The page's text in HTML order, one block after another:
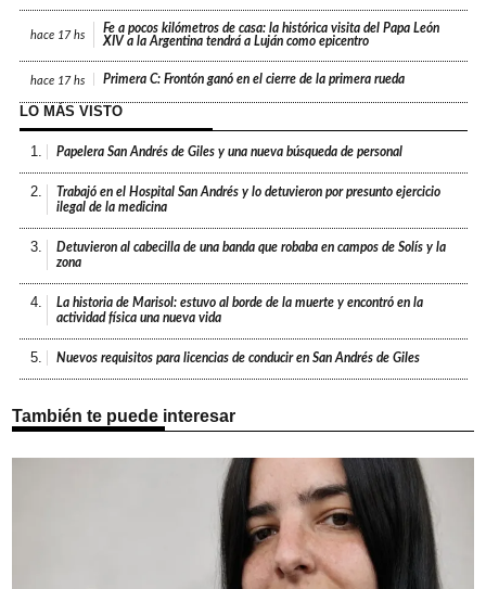
hace 17 hs
Fe a pocos kilómetros de casa: la histórica visita del Papa León
XIV a la Argentina tendrá a Luján como epicentro
hace 17 hs Primera C: Frontón ganó en el cierre de la primera rueda
LO MÁS VISTO
1. Papelera San Andrés de Giles y una nueva búsqueda de personal
2.
Trabajó en el Hospital San Andrés y lo detuvieron por presunto ejercicio
ilegal de la medicina
3.
Detuvieron al cabecilla de una banda que robaba en campos de Solís y la
zona
4.
La historia de Marisol: estuvo al borde de la muerte y encontró en la
actividad física una nueva vida
5. Nuevos requisitos para licencias de conducir en San Andrés de Giles
También te puede interesar